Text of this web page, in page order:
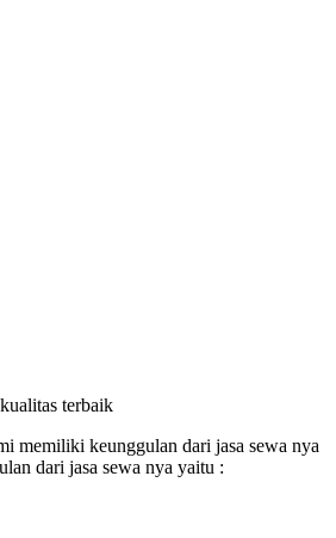
terbaik
memiliki keunggulan dari jasa sewa nya
dari jasa sewa nya yaitu :